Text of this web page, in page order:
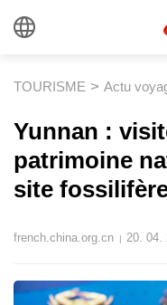
TOURISME > Actu
Yunnan :
patrimoine
site
french.china.org.cn | 20. 04.